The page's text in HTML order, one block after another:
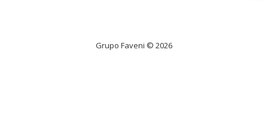
Grupo Faveni © 2026